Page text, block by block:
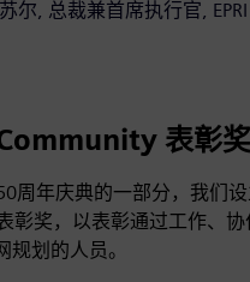
尔, 总裁兼首席执行官, EPRI
Community 表彰
周年庆典的一部分，我们设
彰奖，以表彰通过工作、
规划的人员。